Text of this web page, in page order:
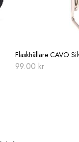
Flaskhållare CAVO
99.00 kr